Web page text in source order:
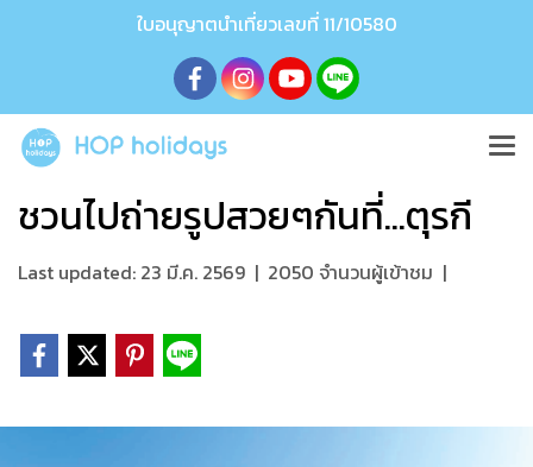
ใบอนุญาตนำเที่ยวเลขที่ 11/10580
ชวนไปถ่ายรูปสวยๆกันที่...ตุรกี
Last updated: 23 มี.ค. 2569 | 2050 จำนวนผู้เข้าชม |